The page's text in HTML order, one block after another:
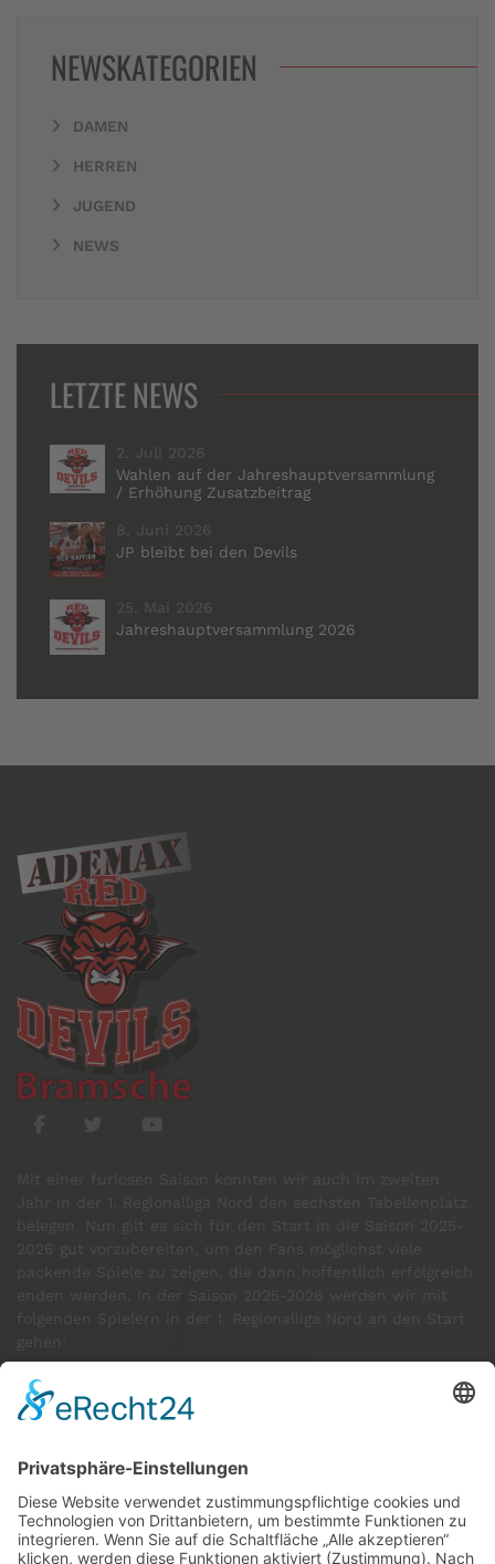
NEWSKATEGORIEN
DAMEN
HERREN
JUGEND
NEWS
LETZTE NEWS
2. Juli 2026
Wahlen auf der Jahreshauptversammlung
/ Erhöhung Zusatzbeitrag
8. Juni 2026
JP bleibt bei den Devils
25. Mai 2026
Jahreshauptversammlung 2026
Mit einer furiosen Saison konnten wir auch im zweiten
Jahr in der 1. Regionalliga Nord den sechsten Tabellenplatz
packende Spiele zu zeigen, die dann hoffentlich erfolgreich
GÄSTE ONLINE
Aktuell:34 Gäste
Rekord: 922 Gäste am 30. Mai 2026 @ 21:22